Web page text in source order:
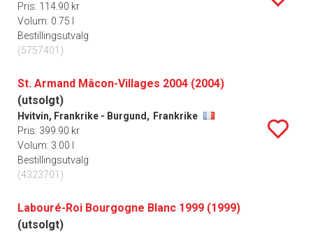
Pris: 114.90 kr
Volum: 0.75 l
Bestillingsutvalg
(5757401)
St. Armand Mâcon-Villages 2004 (2004)
(utsolgt)
Hvitvin, Frankrike - Burgund, Frankrike
Pris: 399.90 kr
Volum: 3.00 l
Bestillingsutvalg
(4323701)
Labouré-Roi Bourgogne Blanc 1999 (1999)
(utsolgt)